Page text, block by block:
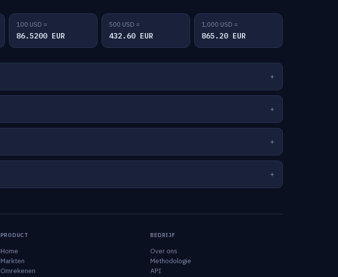
100 USD =
86.5200 EUR
500 USD =
432.60 EUR
1,000 USD =
865.20 EUR
PRODUCT
Home
Markten
Omrekenen
BEDRIJF
Over ons
Methodologie
API